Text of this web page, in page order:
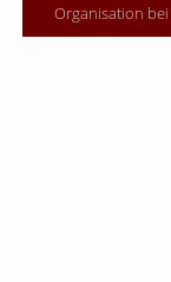
Organisation